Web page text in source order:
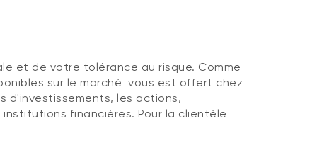
et de votre tolérance au risque. Comme
sur le marché vous est offert chez
d'investissements, les actions,
financières. Pour la clientèle